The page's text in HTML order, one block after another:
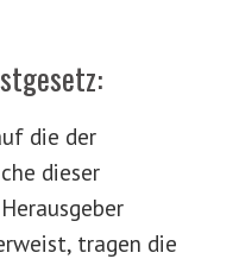
die der
dieser
tragen die